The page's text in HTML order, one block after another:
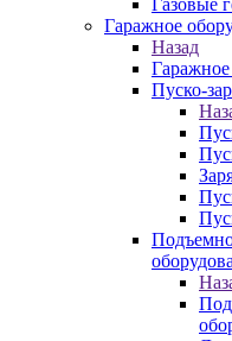
Газовые
Гаражное
Назад
Пуско-